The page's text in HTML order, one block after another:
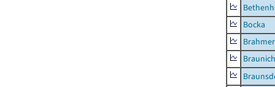
Bocka